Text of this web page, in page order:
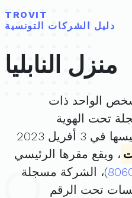
TROVIT
دليل الشركات التونسية
منزل النابليا
الواحد ذات
تحت الهوية
. تم تأسيسها في 3 أفريل 2023
، ويقع مقرها الرئيسي
)، الشركة مسجلة
تحت الرقم